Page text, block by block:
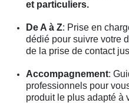
et particuliers.
De A à Z: Prise en
dédié pour suivre votre
de la prise de contact
Accompagnement:
professionnels pour
produit le plus adapté à